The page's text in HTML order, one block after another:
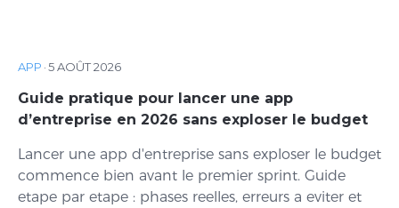
APP ·5 AOÛT 2026
Guide pratique pour lancer une app
d’entreprise en 2026 sans exploser le budget
Lancer une app d'entreprise sans exploser le budget
commence bien avant le premier sprint. Guide
etape par etape : phases reelles, erreurs a eviter et